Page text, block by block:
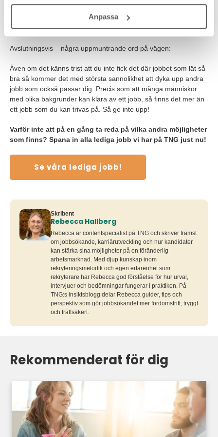
Anpassa
Om du ser till helheten och fortfarande inte förstår varför din
ansökan inte matchade jobbet och faktiskt vill veta, så hör av dig
till rekryteraren.
Avslutningsvis – några uppmuntrande ord på vägen:
Även om det känns trist att du inte fick det där jobbet som lät så
bra så kommer det med största sannolikhet att dyka upp andra
jobb som också passar dig. Precis som att många människor
med olika bakgrunder kan klara av ett jobb, så finns det mer än
ett jobb som du kan trivas på. Så ge inte upp!
Varför inte att på en gång ta reda på vilka andra möjligheter
som finns? Spana in alla lediga jobb vi har på TNG just nu!
Se våra lediga jobb!
Skribent
Rebecca Hallberg
Rebecca är contentspecialist på TNG och skriver främst
om jobbsökande, karriärutveckling och hur kandidater
kan stärka sina möjligheter på en föränderlig
arbetsmarknad. Med djup kunskap inom
rekryteringsmetodik och egen erfarenhet som
rekryterare har Rebecca god förståelse för hur urval,
intervjuer och bedömningar fungerar i praktiken. På
TNG:s insiktsblogg delar Rebecca guider, tips och
perspektiv som gör jobbsökandet mer fördomsfritt, tryggt
och träffsäkert.
Rekommenderat för dig